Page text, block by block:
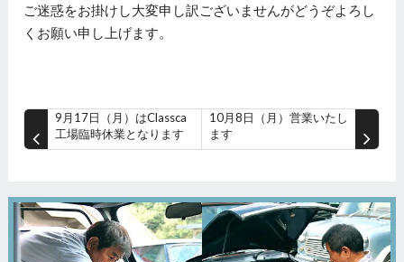
ご迷惑をお掛けし大変申し訳ございませんがどうぞよろし
くお願い申し上げます。
9月17日（月）はClassca
工場臨時休業となります
10月8日（月）営業いたし
ます